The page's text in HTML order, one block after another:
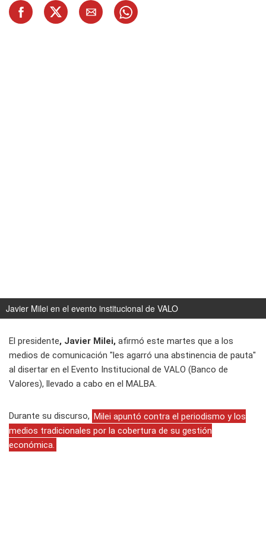
Javier Milei en el evento institucional de VALO
El presidente, Javier Milei, afirmó este martes que a los
medios de comunicación "les agarró una abstinencia de pauta"
al disertar en el Evento Institucional de VALO (Banco de
Valores), llevado a cabo en el MALBA.
Durante su discurso, Milei apuntó contra el periodismo y los
medios tradicionales por la cobertura de su gestión
económica.